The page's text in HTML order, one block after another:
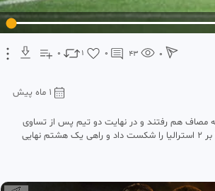
0 1 0 43 0
1 ماه پیش
فوتبال استرالیا و مصر در چارچوب مرحله یک شانزدهم نهایی رقابت های جام جهانی 2026 به مصاف هم رفتند و در نهایت دو تیم پس از تساوی
یک بر یک پس از 120 دقیقه رویارویی نفس گیر، نتیجه را در ضربات پنالتی واگذار کردند و مصر 4 بر 2 استرالیا را شکست داد و راهی یک هشتم نهایی